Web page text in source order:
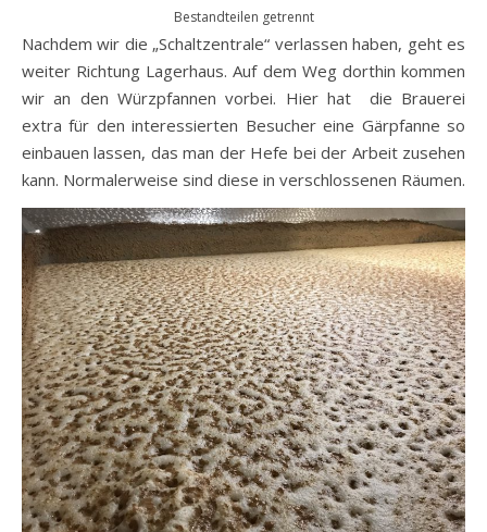
Bestandteilen getrennt
Nachdem wir die „Schaltzentrale“ verlassen haben, geht es
weiter Richtung Lagerhaus. Auf dem Weg dorthin kommen
wir an den Würzpfannen vorbei. Hier hat die Brauerei
extra für den interessierten Besucher eine Gärpfanne so
einbauen lassen, das man der Hefe bei der Arbeit zusehen
kann. Normalerweise sind diese in verschlossenen Räumen.